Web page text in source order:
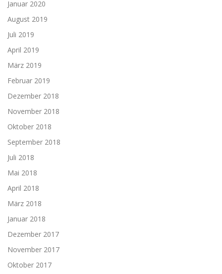
Januar 2020
August 2019
Juli 2019
April 2019
März 2019
Februar 2019
Dezember 2018
November 2018
Oktober 2018
September 2018
Juli 2018
Mai 2018
April 2018
März 2018
Januar 2018
Dezember 2017
November 2017
Oktober 2017